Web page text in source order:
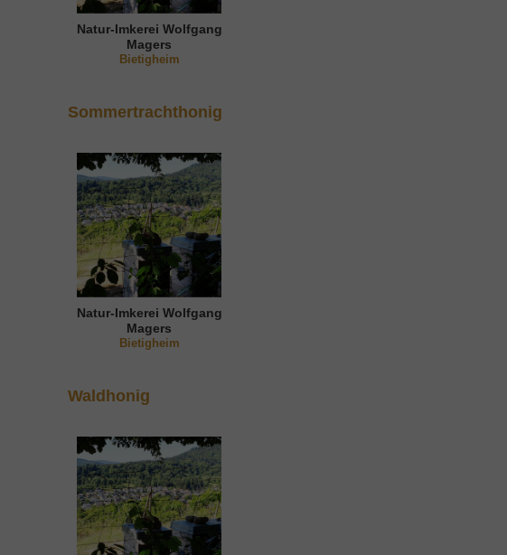
Natur-Imkerei Wolfgang
Magers
Bietigheim
Sommertrachthonig
Natur-Imkerei Wolfgang
Magers
Bietigheim
Waldhonig